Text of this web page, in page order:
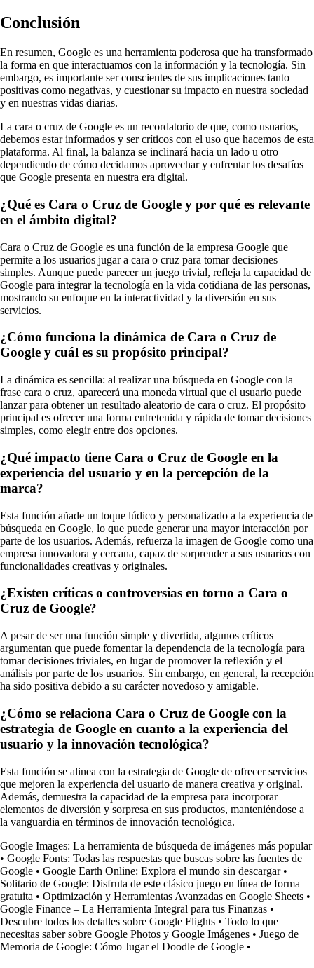
Conclusión
En resumen, Google es una herramienta poderosa que ha transformado
la forma en que interactuamos con la información y la tecnología. Sin
embargo, es importante ser conscientes de sus implicaciones tanto
positivas como negativas, y cuestionar su impacto en nuestra sociedad
y en nuestras vidas diarias.
La cara o cruz de Google es un recordatorio de que, como usuarios,
debemos estar informados y ser críticos con el uso que hacemos de esta
plataforma. Al final, la balanza se inclinará hacia un lado u otro
dependiendo de cómo decidamos aprovechar y enfrentar los desafíos
que Google presenta en nuestra era digital.
¿Qué es Cara o Cruz de Google y por qué es relevante
en el ámbito digital?
Cara o Cruz de Google es una función de la empresa Google que
permite a los usuarios jugar a cara o cruz para tomar decisiones
simples. Aunque puede parecer un juego trivial, refleja la capacidad de
Google para integrar la tecnología en la vida cotidiana de las personas,
mostrando su enfoque en la interactividad y la diversión en sus
servicios.
¿Cómo funciona la dinámica de Cara o Cruz de
Google y cuál es su propósito principal?
La dinámica es sencilla: al realizar una búsqueda en Google con la
frase cara o cruz, aparecerá una moneda virtual que el usuario puede
lanzar para obtener un resultado aleatorio de cara o cruz. El propósito
principal es ofrecer una forma entretenida y rápida de tomar decisiones
simples, como elegir entre dos opciones.
¿Qué impacto tiene Cara o Cruz de Google en la
experiencia del usuario y en la percepción de la
marca?
Esta función añade un toque lúdico y personalizado a la experiencia de
búsqueda en Google, lo que puede generar una mayor interacción por
parte de los usuarios. Además, refuerza la imagen de Google como una
empresa innovadora y cercana, capaz de sorprender a sus usuarios con
funcionalidades creativas y originales.
¿Existen críticas o controversias en torno a Cara o
Cruz de Google?
A pesar de ser una función simple y divertida, algunos críticos
argumentan que puede fomentar la dependencia de la tecnología para
tomar decisiones triviales, en lugar de promover la reflexión y el
análisis por parte de los usuarios. Sin embargo, en general, la recepción
ha sido positiva debido a su carácter novedoso y amigable.
¿Cómo se relaciona Cara o Cruz de Google con la
estrategia de Google en cuanto a la experiencia del
usuario y la innovación tecnológica?
Esta función se alinea con la estrategia de Google de ofrecer servicios
que mejoren la experiencia del usuario de manera creativa y original.
Además, demuestra la capacidad de la empresa para incorporar
elementos de diversión y sorpresa en sus productos, manteniéndose a
la vanguardia en términos de innovación tecnológica.
Google Images: La herramienta de búsqueda de imágenes más popular
• Google Fonts: Todas las respuestas que buscas sobre las fuentes de
Google • Google Earth Online: Explora el mundo sin descargar•
Solitario de Google: Disfruta de este clásico juego en línea de forma
gratuita • Optimización y Herramientas Avanzadas en Google Sheets •
Google Finance – La Herramienta Integral para tus Finanzas •
Descubre todos los detalles sobre Google Flights • Todo lo que
necesitas saber sobre Google Photos y Google Imágenes • Juego de
Memoria de Google: Cómo Jugar el Doodle de Google •